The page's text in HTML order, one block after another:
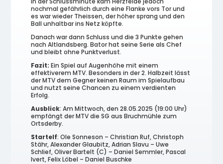
nochmal gefährlich durch eine Flanke vors Tor und
es war wieder Theissen, der höher sprang und den
Ball unhaltbar ins Netz köpfte.
Danach war dann Schluss und die 3 Punkte gehen
nach Altlandsberg. Bator hat seine Serie als Chef
und bleibt ohne Punktverlust.
Fazit:Ein Spiel auf Augenhöhe mit einem
effektiverem MTV. Besonders in der 2. Halbzeit lässt
der MTV dem Gegner keinen Raum im Spielaufbau
und nutzt seine Chancen zu einem verdienten
Erfolg.
Ausblick: Am Mittwoch, den 28.05.2025 (19:00 Uhr)
empfängt der MTV die SG aus Bruchmühle zum
Ortsderby.
Startelf: Ole Sonneson – Christian Ruf, Christoph
Stähr, Alexander Glaubitz, Adrian Slavu – Uwe
Schlief, Oliver Bartelt (C) – Daniel Semmler, Pascal
Ivert, Felix Löbel – Daniel Buschke